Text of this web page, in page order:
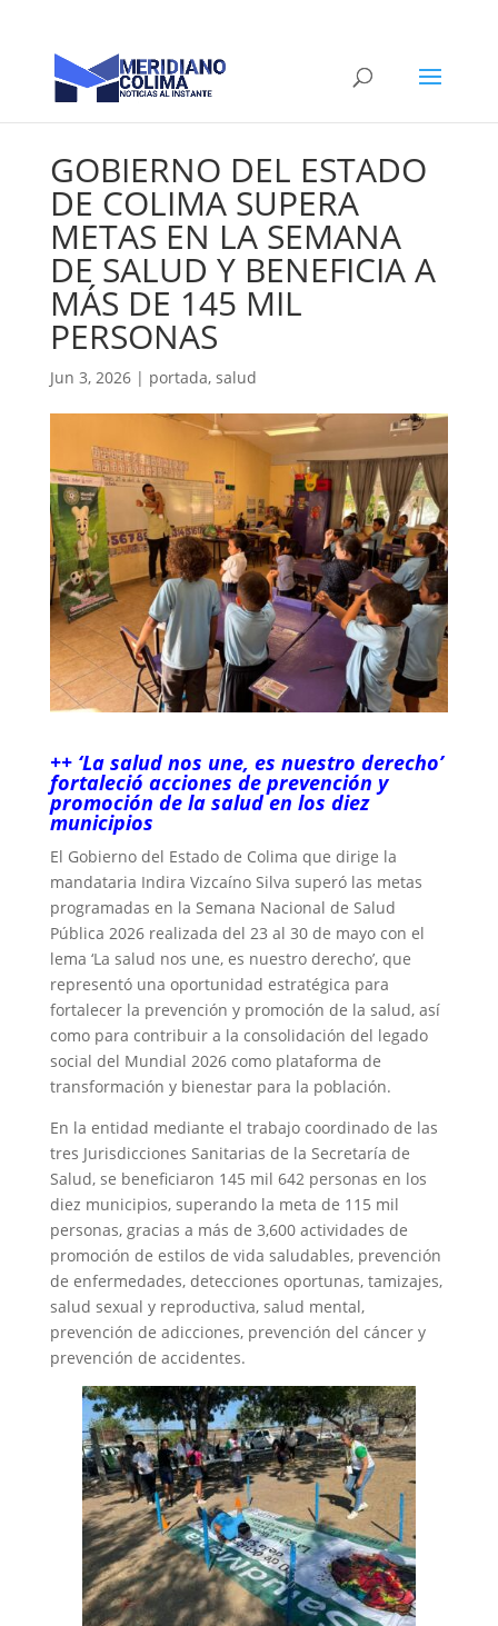
GOBIERNO DEL ESTADO
DE COLIMA SUPERA
METAS EN LA SEMANA
DE SALUD Y BENEFICIA A
MÁS DE 145 MIL
PERSONAS
Jun 3, 2026| portada, salud
++ ‘La salud nos une, es nuestro derecho’
fortaleció acciones de prevención y
promoción de la salud en los diez
municipios
El Gobierno del Estado de Colima que dirige la
mandataria Indira Vizcaíno Silva superó las metas
programadas en la Semana Nacional de Salud
Pública 2026 realizada del 23 al 30 de mayo con el
lema ‘La salud nos une, es nuestro derecho’, que
representó una oportunidad estratégica para
fortalecer la prevención y promoción de la salud, así
como para contribuir a la consolidación del legado
social del Mundial 2026 como plataforma de
transformación y bienestar para la población.
En la entidad mediante el trabajo coordinado de las
tres Jurisdicciones Sanitarias de la Secretaría de
Salud, se beneficiaron 145 mil 642 personas en los
diez municipios, superando la meta de 115 mil
personas, gracias a más de 3,600 actividades de
promoción de estilos de vida saludables, prevención
de enfermedades, detecciones oportunas, tamizajes,
salud sexual y reproductiva, salud mental,
prevención de adicciones, prevención del cáncer y
prevención de accidentes.